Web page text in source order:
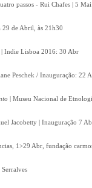
passos - Rui Chafes | 5
29 de Abril, às 21h30
| Indie Lisboa 2016: 30 Abr
Peschek / Inauguração: 22
| Museu Nacional de
Jacobetty | Inauguração 7
1>29 Abr, fundação